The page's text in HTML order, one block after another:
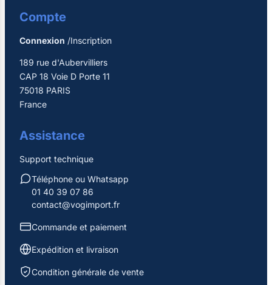
Compte
Connexion /Inscription
189 rue d'Aubervilliers
CAP 18 Voie D Porte 11
75018 PARIS
France
Assistance
Support technique
Téléphone ou Whatsapp
01 40 39 07 86
contact@vogimport.fr
Commande et paiement
Expédition et livraison
Condition générale de vente